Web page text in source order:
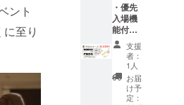
ント
至り
・優先
入場機
能付
き ド
リンク
引換
券 2枚
・オリ
ジナル
支援
者：
1人
お届
け予
定：